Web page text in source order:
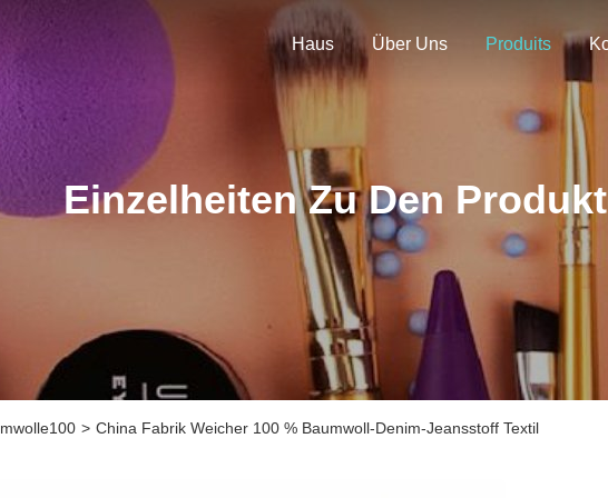
Haus Über Uns Produits
Einzelheiten Zu Den
> China Fabrik Weicher 100 % Baumwoll-Denim-Jeansstoff Textil